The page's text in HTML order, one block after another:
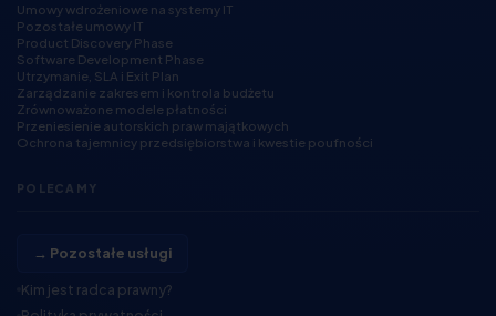
Umowy wdrożeniowe na systemy IT
Pozostałe umowy IT
Product Discovery Phase
Software Development Phase
Utrzymanie, SLA i Exit Plan
Zarządzanie zakresem i kontrola budżetu
Zrównoważone modele płatności
Przeniesienie autorskich praw majątkowych
Ochrona tajemnicy przedsiębiorstwa i kwestie poufności
POLECAMY
→ Pozostałe usługi
Kim jest radca prawny?